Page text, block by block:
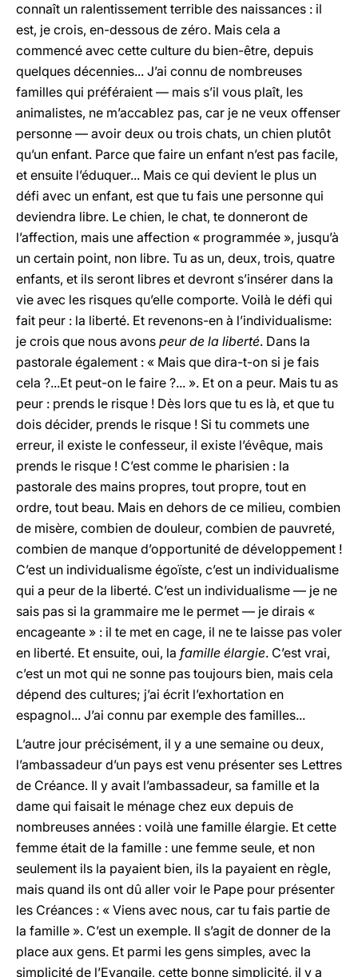
connaît un ralentissement terrible des naissances : il
est, je crois, en-dessous de zéro. Mais cela a
commencé avec cette culture du bien-être, depuis
quelques décennies... J’ai connu de nombreuses
familles qui préféraient — mais s’il vous plaît, les
animalistes, ne m’accablez pas, car je ne veux offenser
personne — avoir deux ou trois chats, un chien plutôt
qu’un enfant. Parce que faire un enfant n’est pas facile,
et ensuite l’éduquer... Mais ce qui devient le plus un
défi avec un enfant, est que tu fais une personne qui
deviendra libre. Le chien, le chat, te donneront de
l’affection, mais une affection « programmée », jusqu’à
un certain point, non libre. Tu as un, deux, trois, quatre
enfants, et ils seront libres et devront s’insérer dans la
vie avec les risques qu’elle comporte. Voilà le défi qui
fait peur : la liberté. Et revenons-en à l’individualisme:
je crois que nous avons peur de la liberté. Dans la
pastorale également : « Mais que dira-t-on si je fais
cela ?...Et peut-on le faire ?... ». Et on a peur. Mais tu as
peur : prends le risque ! Dès lors que tu es là, et que tu
dois décider, prends le risque ! Si tu commets une
erreur, il existe le confesseur, il existe l’évêque, mais
prends le risque ! C’est comme le pharisien : la
pastorale des mains propres, tout propre, tout en
ordre, tout beau. Mais en dehors de ce milieu, combien
de misère, combien de douleur, combien de pauvreté,
combien de manque d’opportunité de développement !
C’est un individualisme égoïste, c’est un individualisme
qui a peur de la liberté. C’est un individualisme — je ne
sais pas si la grammaire me le permet — je dirais «
encageante » : il te met en cage, il ne te laisse pas voler
en liberté. Et ensuite, oui, la famille élargie. C’est vrai,
c’est un mot qui ne sonne pas toujours bien, mais cela
dépend des cultures; j’ai écrit l’exhortation en
espagnol... J’ai connu par exemple des familles...
L’autre jour précisément, il y a une semaine ou deux,
l’ambassadeur d’un pays est venu présenter ses Lettres
de Créance. Il y avait l’ambassadeur, sa famille et la
dame qui faisait le ménage chez eux depuis de
nombreuses années : voilà une famille élargie. Et cette
femme était de la famille : une femme seule, et non
seulement ils la payaient bien, ils la payaient en règle,
mais quand ils ont dû aller voir le Pape pour présenter
les Créances : « Viens avec nous, car tu fais partie de
la famille ». C’est un exemple. Il s’agit de donner de la
place aux gens. Et parmi les gens simples, avec la
simplicité de l’Evangile, cette bonne simplicité, il y a